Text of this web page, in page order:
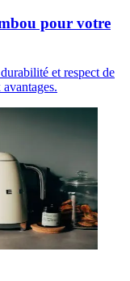
pour votre
et respect de